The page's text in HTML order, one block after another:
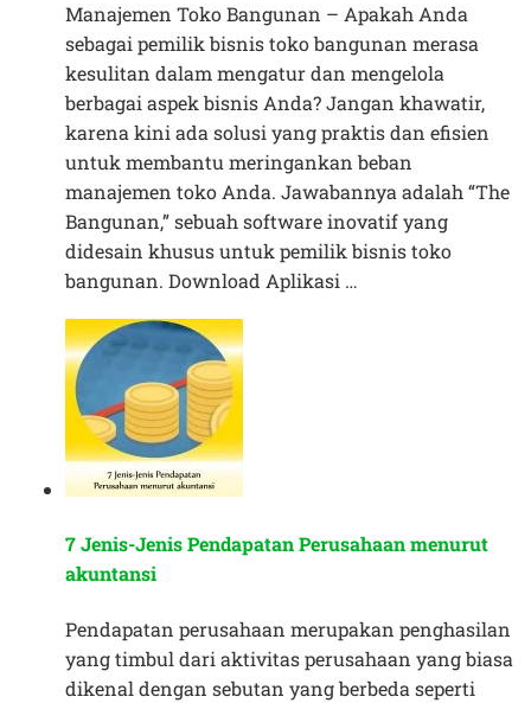
Manajemen Toko Bangunan – Apakah Anda
sebagai pemilik bisnis toko bangunan merasa
kesulitan dalam mengatur dan mengelola
berbagai aspek bisnis Anda? Jangan khawatir,
karena kini ada solusi yang praktis dan efisien
untuk membantu meringankan beban
manajemen toko Anda. Jawabannya adalah “The
Bangunan,” sebuah software inovatif yang
didesain khusus untuk pemilik bisnis toko
bangunan. Download Aplikasi …
7 Jenis-Jenis Pendapatan Perusahaan menurut
akuntansi
Pendapatan perusahaan merupakan penghasilan
yang timbul dari aktivitas perusahaan yang biasa
dikenal dengan sebutan yang berbeda seperti